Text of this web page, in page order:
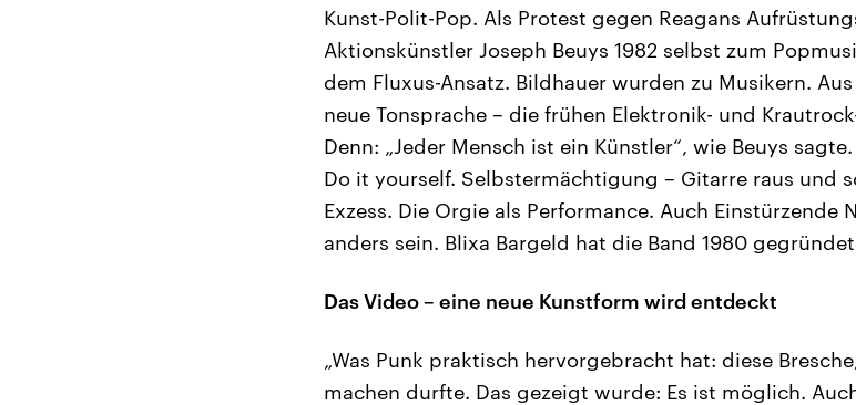
Kunst-Polit-Pop. Als Protest gegen Reagans
Aktionskünstler Joseph Beuys 1982 selbst zum
dem Fluxus-Ansatz. Bildhauer wurden zu Musikern.
neue Tonsprache – die frühen Elektronik- und
Denn: „Jeder Mensch ist ein Künstler“, wie Beuys
Do it yourself. Selbstermächtigung – Gitarre raus und
Exzess. Die Orgie als Performance. Auch Einstürzende
anders sein. Blixa Bargeld hat die Band 1980
Das Video – eine neue Kunstform wird entdeckt
„Was Punk praktisch hervorgebracht hat: diese
machen durfte. Das gezeigt wurde: Es ist möglich.